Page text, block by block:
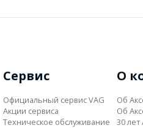
Сервис
Официальный сервис VAG
Акции сервиса
Техническое обслуживание
О
Об
Об
30 лет